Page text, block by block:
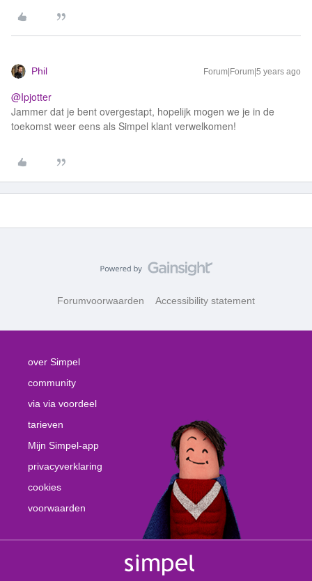
Phil Forum|Forum|5 years ago
@Ipjotter
Jammer dat je bent overgestapt, hopelijk mogen we je in de
toekomst weer eens als Simpel klant verwelkomen!
Forumvoorwaarden Accessibility statement
over Simpel
community
via via voordeel
tarieven
Mijn Simpel-app
privacyverklaring
cookies
voorwaarden